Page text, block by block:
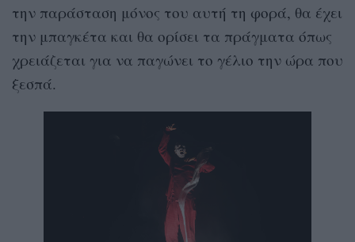
την παράσταση μόνος του αυτή τη φορά, θα έχει
την μπαγκέτα και θα ορίσει τα πράγματα όπως
χρειάζεται για να παγώνει το γέλιο την ώρα που
ξεσπά.